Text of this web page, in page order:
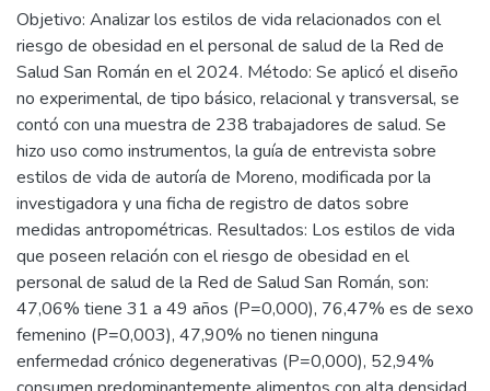
Objetivo: Analizar los estilos de vida relacionados con el
riesgo de obesidad en el personal de salud de la Red de
Salud San Román en el 2024. Método: Se aplicó el diseño
no experimental, de tipo básico, relacional y transversal, se
contó con una muestra de 238 trabajadores de salud. Se
hizo uso como instrumentos, la guía de entrevista sobre
estilos de vida de autoría de Moreno, modificada por la
investigadora y una ficha de registro de datos sobre
medidas antropométricas. Resultados: Los estilos de vida
que poseen relación con el riesgo de obesidad en el
personal de salud de la Red de Salud San Román, son:
47,06% tiene 31 a 49 años (P=0,000), 76,47% es de sexo
femenino (P=0,003), 47,90% no tienen ninguna
enfermedad crónico degenerativas (P=0,000), 52,94%